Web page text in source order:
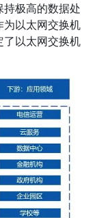
极高的数据处
为以太网交换机
了以太网交换机